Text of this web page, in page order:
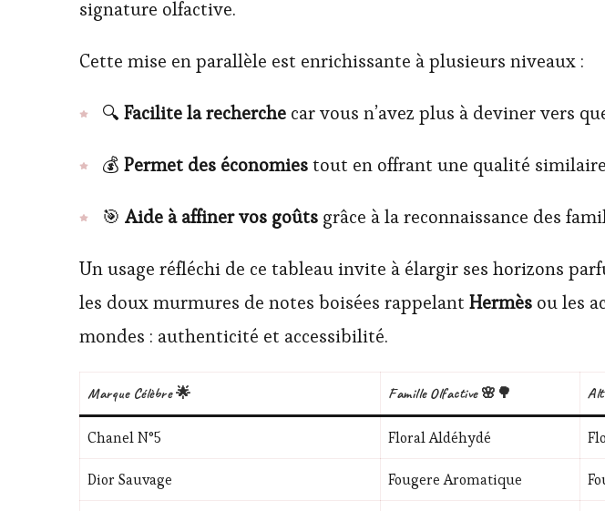
signature olfactive.
Cette mise en parallèle est enrichissante à plusieurs niveaux :
🔍 Facilite la recherche car vous n’avez plus à deviner vers
💰 Permet des économiestout en offrant une qualité
🎯 Aide à affiner vos goûts grâce à la reconnaissance des
Un usage réfléchi de ce tableau invite à élargir ses horizons
les doux murmures de notes boisées rappelant Hermès ou les
mondes : authenticité et accessibilité.
Marque Célèbre 🌟 Famille Olfactive 🌸🌳
Chanel N°5 Floral Aldéhydé
Dior Sauvage Fougere Aromatique